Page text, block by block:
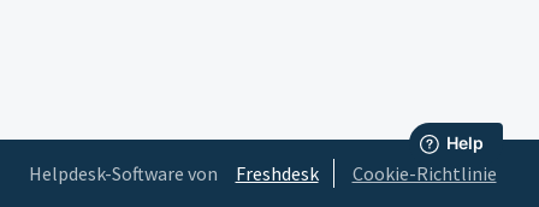
Helpdesk-Software von Freshdesk Cookie-Richtlinie